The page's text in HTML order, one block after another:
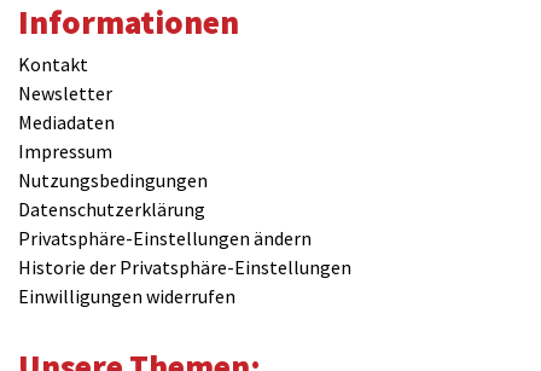
Informationen
Kontakt
Newsletter
Mediadaten
Impressum
Nutzungsbedingungen
Datenschutzerklärung
Privatsphäre-Einstellungen ändern
Historie der Privatsphäre-Einstellungen
Einwilligungen widerrufen